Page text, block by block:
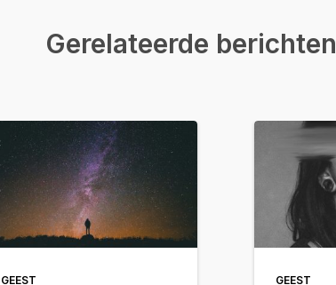
Gerelateerde berichten
GEEST GEEST